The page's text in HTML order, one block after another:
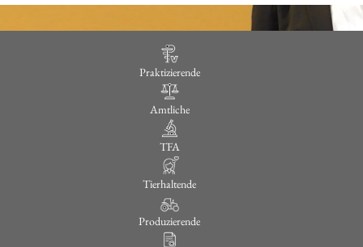
Praktizierende
Amtliche
TFA
Tierhaltende
Produzierende